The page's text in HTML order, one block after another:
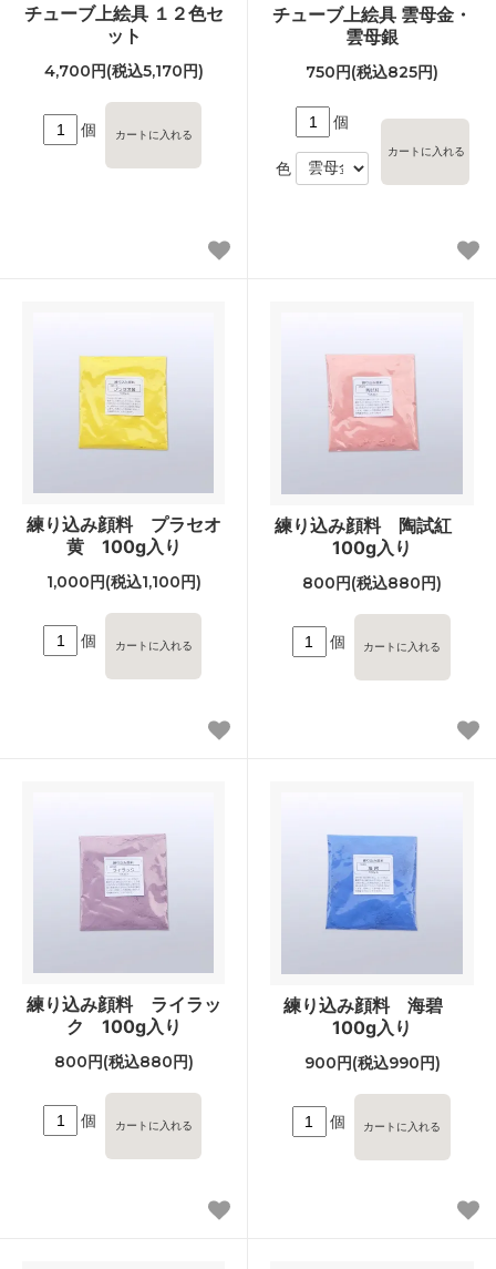
チューブ上絵具 １２色セ
ット
4,700円(税込5,170円)
個
チューブ上絵具 雲母金・
雲母銀
750円(税込825円)
個
色
練り込み顔料 プラセオ
黄 100g入り
1,000円(税込1,100円)
個
練り込み顔料 陶試紅
100g入り
800円(税込880円)
個
練り込み顔料 ライラッ
ク 100g入り
800円(税込880円)
個
練り込み顔料 海碧
100g入り
900円(税込990円)
個